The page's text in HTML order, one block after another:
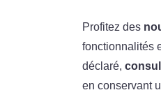
Profitez des
fonctionnalités
déclaré,
en conservant